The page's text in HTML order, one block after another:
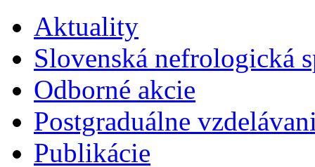
Aktuality
Slovenská nefrologická
Odborné akcie
Postgraduálne
Publikácie